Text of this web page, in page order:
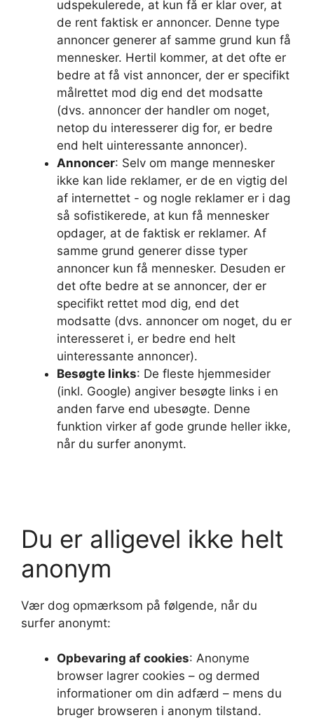
udspekulerede, at kun få er klar over, at
de rent faktisk er annoncer. Denne type
annoncer generer af samme grund kun få
mennesker. Hertil kommer, at det ofte er
bedre at få vist annoncer, der er specifikt
målrettet mod dig end det modsatte
(dvs. annoncer der handler om noget,
netop du interesserer dig for, er bedre
end helt uinteressante annoncer).
Annoncer: Selv om mange mennesker
ikke kan lide reklamer, er de en vigtig del
af internettet - og nogle reklamer er i dag
så sofistikerede, at kun få mennesker
opdager, at de faktisk er reklamer. Af
samme grund generer disse typer
annoncer kun få mennesker. Desuden er
det ofte bedre at se annoncer, der er
specifikt rettet mod dig, end det
modsatte (dvs. annoncer om noget, du er
interesseret i, er bedre end helt
uinteressante annoncer).
Besøgte links: De fleste hjemmesider
(inkl. Google) angiver besøgte links i en
anden farve end ubesøgte. Denne
funktion virker af gode grunde heller ikke,
når du surfer anonymt.
Du er alligevel ikke helt
anonym
Vær dog opmærksom på følgende, når du
surfer anonymt:
Opbevaring af cookies: Anonyme
browser lagrer cookies – og dermed
informationer om din adfærd – mens du
bruger browseren i anonym tilstand.